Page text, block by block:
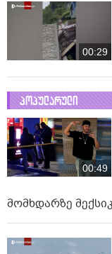
00:29
პოპულარული
00:49
მომხდარზე